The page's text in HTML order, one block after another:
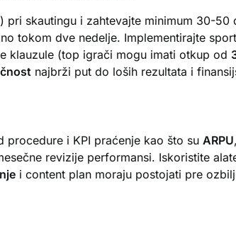
skautingu i zahtevajte minimum 30-
tokom dve nedelje. Implementirajte
klauzule (top igrači mogu imati otkup od
najbrži put do loših rezultata i
i KPI praćenje kao što su ARPU
revizije performansi. Iskoristite
i content plan moraju postojati pre